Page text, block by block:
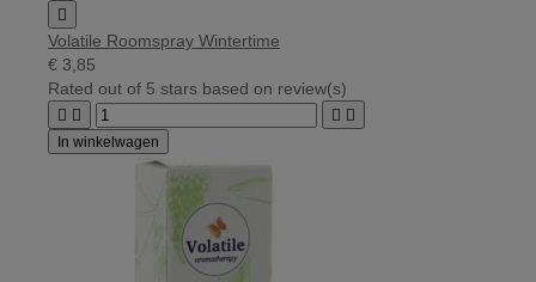

Volatile Roomspray Wintertime
€ 3,85
Rated out of 5 stars based on review(s)
   
In winkelwagen